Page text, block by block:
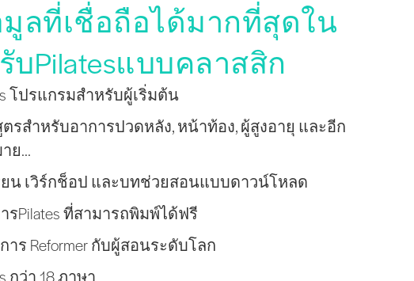
ลที่เชื่อถือได้มากที่สุดใน
บPilatesแบบคลาสสิก
โปรแกรมสำหรับผู้เริ่มต้น
รสำหรับอาการปวดหลัง, หน้าท้อง, ผู้สูงอายุ และอีก
ย...
น เวิร์กช็อป และบทช่วยสอนแบบดาวน์โหลด
รPilates ที่สามารถพิมพ์ได้ฟรี
าร Reformer กับผู้สอนระดับโลก